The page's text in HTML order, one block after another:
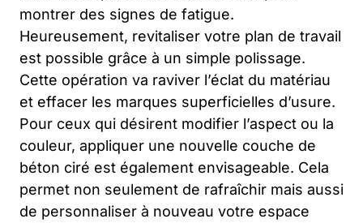
montrer des signes de fatigue.
Heureusement, revitaliser votre plan de travail
est possible grâce à un simple polissage.
Cette opération va raviver l’éclat du matériau
et effacer les marques superficielles d’usure.
Pour ceux qui désirent modifier l’aspect ou la
couleur, appliquer une nouvelle couche de
béton ciré est également envisageable. Cela
permet non seulement de rafraîchir mais aussi
de personnaliser à nouveau votre espace